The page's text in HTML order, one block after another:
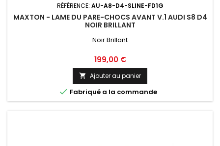
RÉFÉRENCE: AU-A8-D4-SLINE-FD1G
MAXTON - LAME DU PARE-CHOCS AVANT V.1 AUDI S8 D4
NOIR BRILLANT
Noir Brillant
Prix
199,00 €
 Ajouter au panier
 Fabriqué a la commande